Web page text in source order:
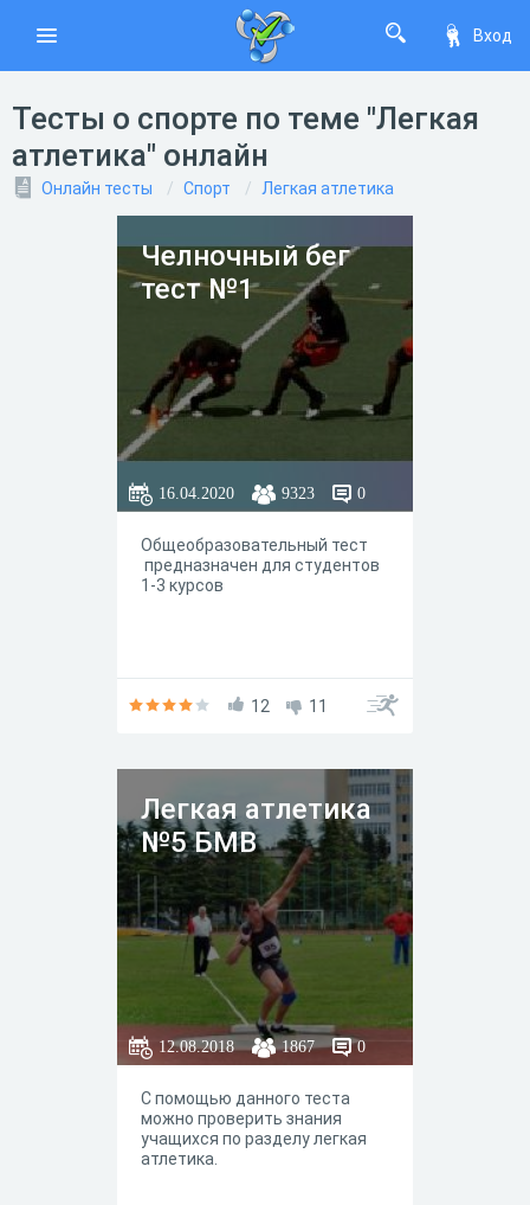
Вход
Тесты о спорте по теме "Легкая
атлетика" онлайн
Онлайн тесты Спорт Легкая атлетика
Челночный бег
тест №1
16.04.2020 9323 0
Общеобразовательный тест
предназначен для студентов
1-3 курсов
12 11
Легкая атлетика
№5 БМВ
12.08.2018 1867 0
С помощью данного теста
можно проверить знания
учащихся по разделу легкая
атлетика.